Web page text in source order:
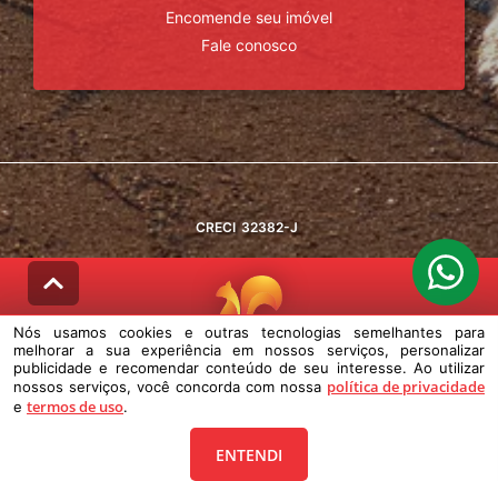
Encomende seu imóvel
Fale conosco
CRECI 32382-J
© DESENVOLVIDO PELAAGIL.NET
Nós usamos cookies e outras tecnologias semelhantes para melhorar a
sua experiência em nossos serviços, personalizar publicidade e
Nós usamos cookies e outras tecnologias semelhantes para
melhorar a sua experiência em nossos serviços, personalizar
publicidade e recomendar conteúdo de seu interesse. Ao utilizar
nossos serviços, você concorda com nossa política de privacidade
e termos de uso.
ENTENDI